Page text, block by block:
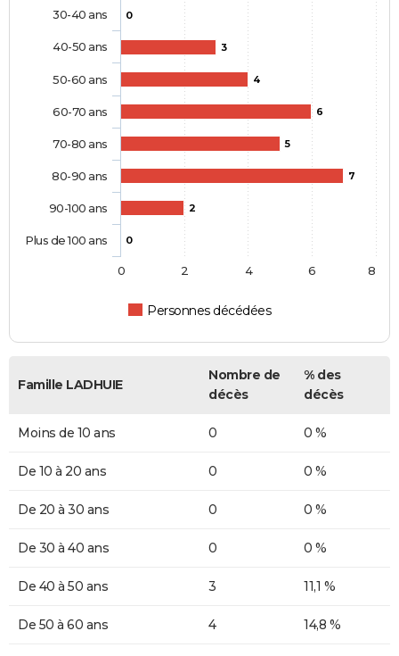
0
3
4
6
5
7
2
0
Personnes décédées
30-40 ans
40-50 ans
50-60 ans
60-70 ans
70-80 ans
80-90 ans
90-100 ans
Plus de 100 ans
0 2 4 6 8
Famille LADHUIE
Nombre de
décès
% des
décès
Moins de 10 ans 0 0 %
De 10 à 20 ans 0 0 %
De 20 à 30 ans 0 0 %
De 30 à 40 ans 0 0 %
De 40 à 50 ans 3 11,1 %
De 50 à 60 ans 4 14,8 %